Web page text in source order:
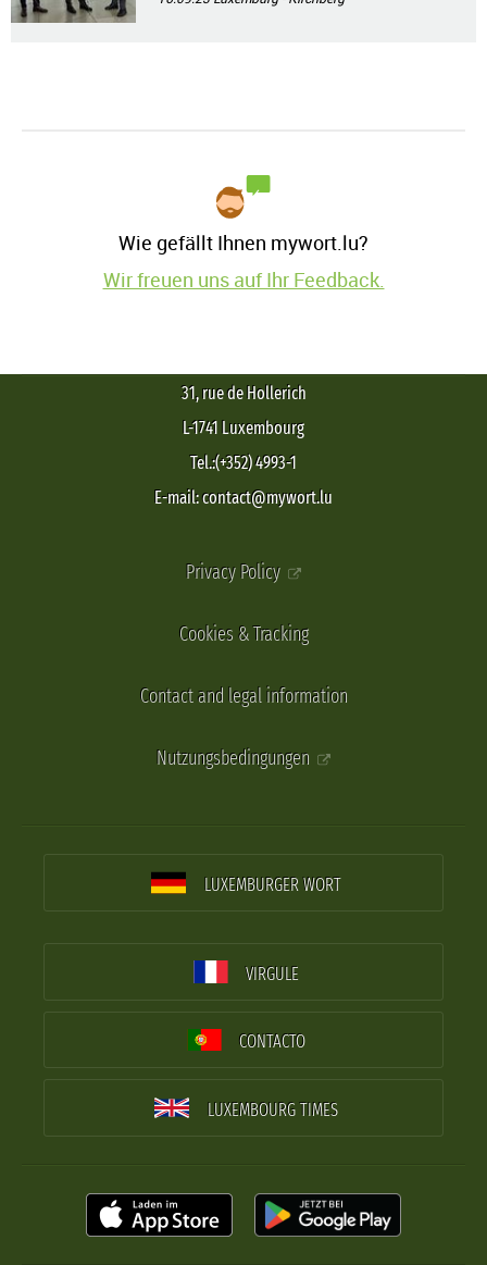
Wie gefällt Ihnen mywort.lu?
Wir freuen uns auf Ihr Feedback.
31, rue de Hollerich
L-1741 Luxembourg
Tel.:(+352) 4993-1
E-mail: contact@mywort.lu
Privacy Policy
Cookies & Tracking
Contact and legal information
Nutzungsbedingungen
LUXEMBURGER WORT
VIRGULE
CONTACTO
LUXEMBOURG TIMES